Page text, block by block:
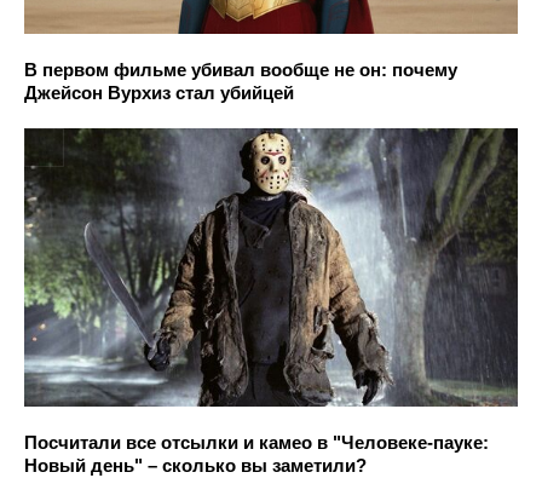
В первом фильме убивал вообще не он: почему
Джейсон Вурхиз стал убийцей
Посчитали все отсылки и камео в "Человеке-пауке:
Новый день" – сколько вы заметили?